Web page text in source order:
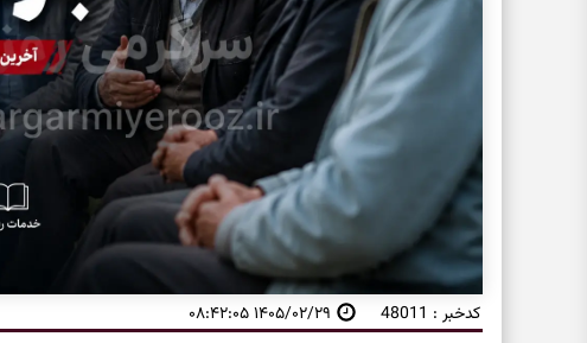
کدخبر : 48011 ۱۴۰۵/۰۲/۲۹ ۰۸:۴۲:۰۵